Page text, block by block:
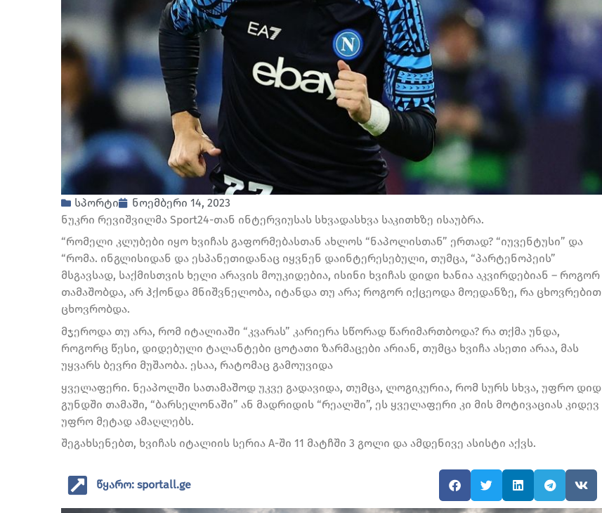
სპორტი
ნოემბერი 14, 2023
ნუკრი რევიშვილმა Sport24-თან ინტერვიუსას სხვადასხვა საკითხზე ისაუბრა.
“რომელი კლუბები იყო ხვიჩას გაფორმებასთან ახლოს “ნაპოლისთან” ერთად? “იუვენტუსი” და
“რომა. ინგლისიდან და ესპანეთიდანაც იყვნენ დაინტერესებული, თუმცა, “პარტენოპეის”
მსგავსად, საქმისთვის ხელი არავის მოუკიდებია, ისინი ხვიჩას დიდი ხანია აკვირდებიან – როგორ
თამაშობდა, არ ჰქონდა მნიშვნელობა, იტანდა თუ არა; როგორ იქცეოდა მოედანზე, რა ცხოვრებით
ცხოვრობდა.
მჯეროდა თუ არა, რომ იტალიაში “კვარას” კარიერა სწორად წარიმართბოდა? რა თქმა უნდა,
როგორც წესი, დიდებული ტალანტები ცოტათი ზარმაცები არიან, თუმცა ხვიჩა ასეთი არაა, მას
უყვარს ბევრი მუშაობა. ესაა, რატომაც გამოუვიდა
ყველაფერი. ნეაპოლში სათამაშოდ უკვე გადავიდა, თუმცა, ლოგიკურია, რომ სურს სხვა, უფრო დიდ
გუნდში თამაში, “ბარსელონაში” ან მადრიდის “რეალში”, ეს ყველაფერი კი მის მოტივაციას კიდევ
უფრო მეტად ამაღლებს.
შეგახსენებთ, ხვიჩას იტალიის სერია A-ში 11 მატჩში 3 გოლი და ამდენივე ასისტი აქვს.
წყარო: sportall.ge